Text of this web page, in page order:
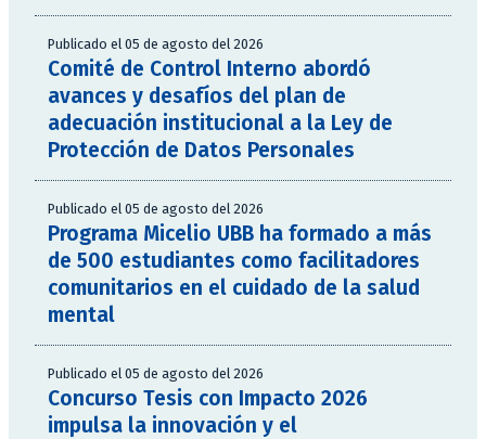
Publicado el 05 de agosto del 2026
Comité de Control Interno abordó
avances y desafíos del plan de
adecuación institucional a la Ley de
Protección de Datos Personales
Publicado el 05 de agosto del 2026
Programa Micelio UBB ha formado a más
de 500 estudiantes como facilitadores
comunitarios en el cuidado de la salud
mental
Publicado el 05 de agosto del 2026
Concurso Tesis con Impacto 2026
impulsa la innovación y el